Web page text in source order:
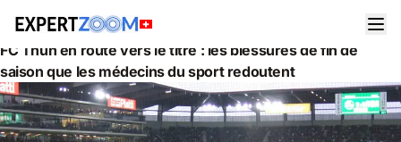
Actualités
Santé
FC Thun en route vers le titre : les blessures de fin de
saison que les médecins du sport redoutent